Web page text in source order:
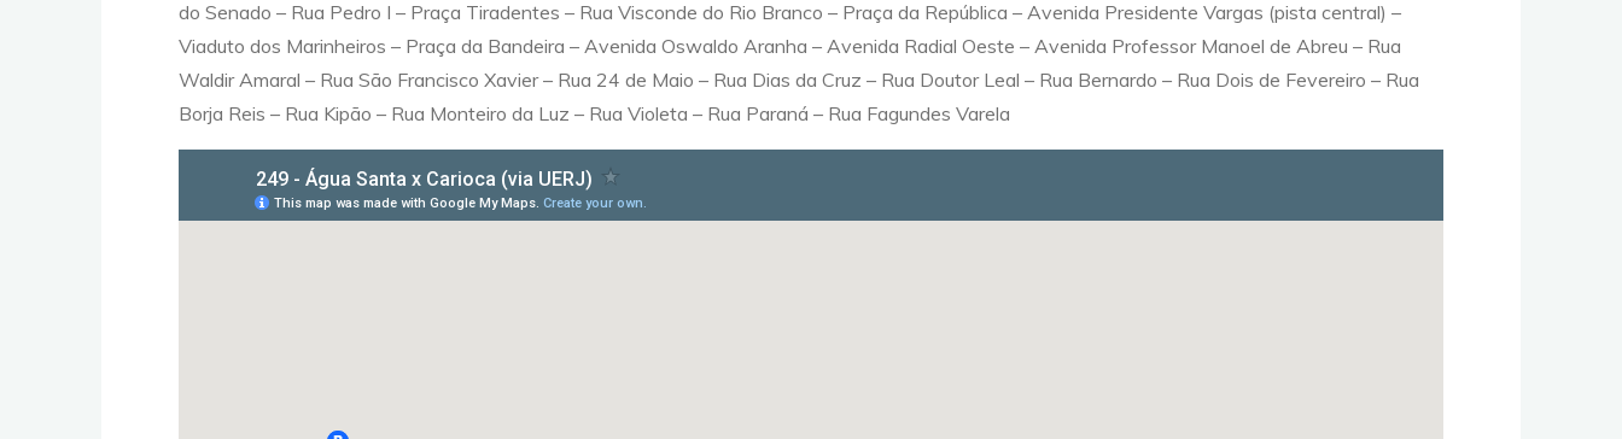
do Senado – Rua Pedro I – Praça Tiradentes – Rua Visconde do Rio Branco – Praça da República – Avenida Presidente Vargas (pista central) –
Viaduto dos Marinheiros – Praça da Bandeira – Avenida Oswaldo Aranha – Avenida Radial Oeste – Avenida Professor Manoel de Abreu – Rua
Waldir Amaral – Rua São Francisco Xavier – Rua 24 de Maio – Rua Dias da Cruz – Rua Doutor Leal – Rua Bernardo – Rua Dois de Fevereiro – Rua
Borja Reis – Rua Kipão – Rua Monteiro da Luz – Rua Violeta – Rua Paraná – Rua Fagundes Varela